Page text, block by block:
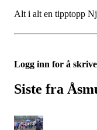
Alt i alt en tipptopp
Logg inn for å
Siste fra